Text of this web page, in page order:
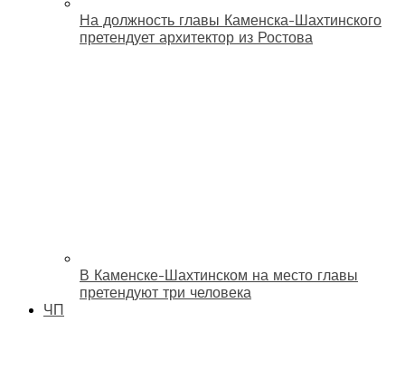
На должность главы Каменска-Шахтинского
претендует архитектор из Ростова
В Каменске-Шахтинском на место главы
претендуют три человека
ЧП